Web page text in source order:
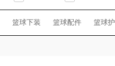
篮球下装 篮球配件 篮球